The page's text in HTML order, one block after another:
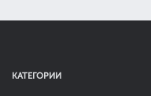
КАТЕГОРИИ